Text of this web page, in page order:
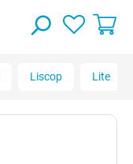
Liscop Lite